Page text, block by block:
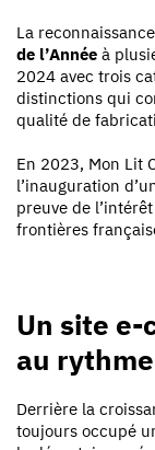
La
de l’Année à
2024 avec trois
distinctions qui
qualité de
En 2023, Mon Lit
l’inauguration
preuve de
frontières
Un site e-
au
Derrière la
toujours occupé